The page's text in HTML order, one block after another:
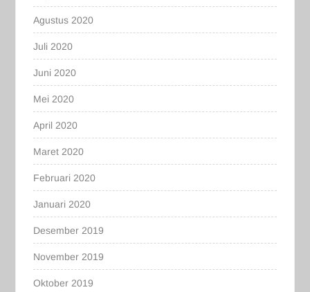
Agustus 2020
Juli 2020
Juni 2020
Mei 2020
April 2020
Maret 2020
Februari 2020
Januari 2020
Desember 2019
November 2019
Oktober 2019